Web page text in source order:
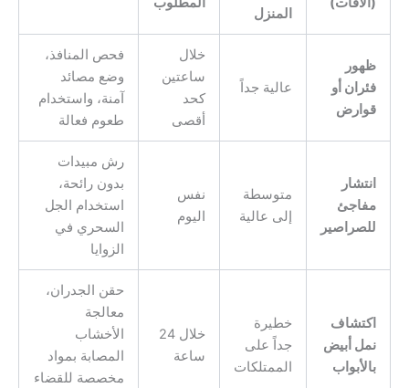
المنزل
ظهور
فئران أو
قوارض
عالية جداً
خلال
ساعتين
كحد
أقصى
فحص المنافذ،
وضع مصائد
آمنة، واستخدام
طعوم فعالة
انتشار
مفاجئ
للصراصير
متوسطة
إلى عالية
نفس
اليوم
رش مبيدات
بدون رائحة،
استخدام الجل
السحري في
الزوايا
اكتشاف
نمل أبيض
بالأبواب
خطيرة
جداً على
الممتلكات
خلال 24
ساعة
حقن الجدران،
معالجة
الأخشاب
المصابة بمواد
مخصصة للقضاء